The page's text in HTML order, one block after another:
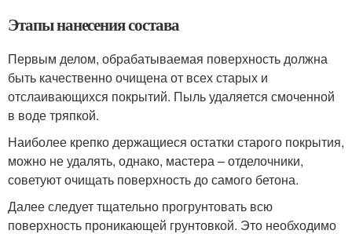
Этапы нанесения состава
Первым делом, обрабатываемая поверхность должна
быть качественно очищена от всех старых и
отслаивающихся покрытий. Пыль удаляется смоченной
в воде тряпкой.
Наиболее крепко держащиеся остатки старого покрытия,
можно не удалять, однако, мастера – отделочники,
советуют очищать поверхность до самого бетона.
Далее следует тщательно прогрунтовать всю
поверхность проникающей грунтовкой. Это необходимо